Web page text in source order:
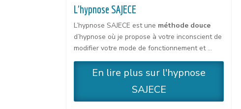
L'hypnose SAJECE
L’hypnose SAJECE est une méthode douce
d’hypnose où je propose à votre inconscient de
modifier votre mode de fonctionnement et …
En lire plus sur l'hypnose
SAJECE